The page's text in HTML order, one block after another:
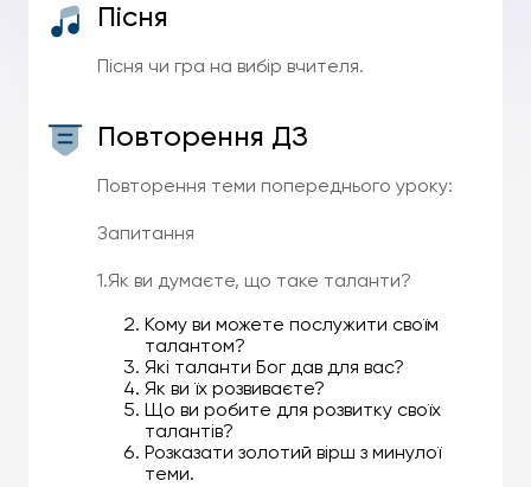
Пісня
Пісня чи гра на вибір вчителя.
Повторення ДЗ
Повторення теми попереднього уроку:
Запитання
1.Як ви думаєте, що таке таланти?
Кому ви можете послужити своїм
талантом?
Які таланти Бог дав для вас?
Як ви їх розвиваєте?
Що ви робите для розвитку своїх
талантів?
Розказати золотий вірш з минулої
теми.